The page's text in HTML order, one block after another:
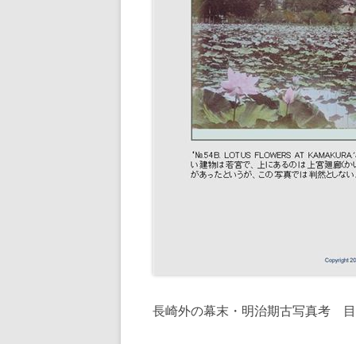
長崎外の幕末・明治期古写真考